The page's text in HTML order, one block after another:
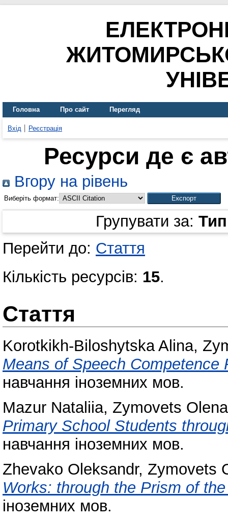
Головна Про сайт Перегляд
Вхід Реєстрація
Ресурси де є
Вгору на рівень
Виберіть формат:
Групувати за:
Перейти до: Стаття
Кількість ресурсів: 15.
Стаття
Korotkikh-Biloshytska Alina,
Means of Speech Competence
навчання іноземних мов.
Mazur Nataliia, Zymovets Olena
Primary School Students
навчання іноземних мов.
Zhevako Oleksandr, Zymovets
Works: through the Prism of
іноземних мов.